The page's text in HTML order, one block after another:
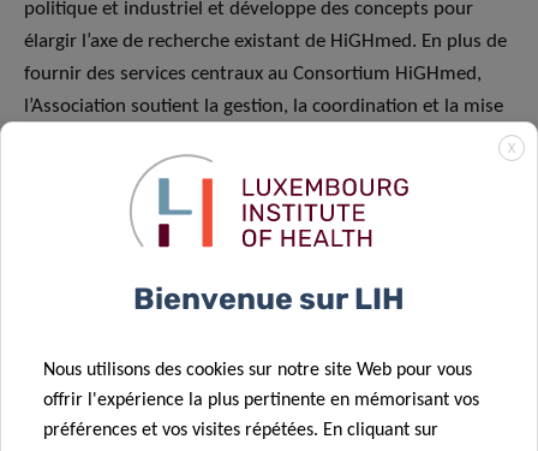
politique et industriel et développe des concepts pour
élargir l’axe de recherche existant de HiGHmed. En plus de
fournir des services centraux au Consortium HiGHmed,
l’Association soutient la gestion, la coordination et la mise
en œuvre d’autres initiatives et de projets de recherche au
sein de l’écosystème HiGHmed.
X
Bienvenue sur LIH
Nous utilisons des cookies sur notre site Web pour vous
offrir l'expérience la plus pertinente en mémorisant vos
préférences et vos visites répétées. En cliquant sur